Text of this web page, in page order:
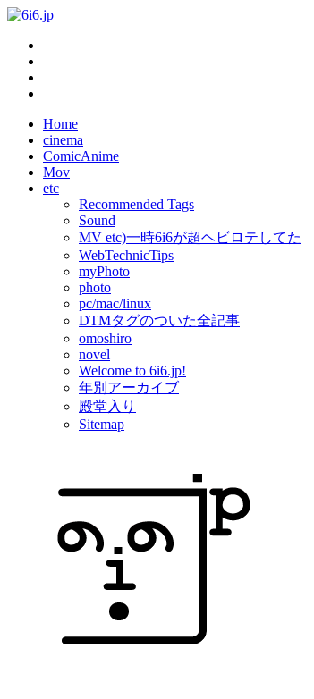
Home
cinema
ComicAnime
Mov
etc
Recommended Tags
Sound
MV etc)一時6i6が超ヘビロテしてた
WebTechnicTips
myPhoto
photo
pc/mac/linux
DTMタグのついた全記事
omoshiro
novel
Welcome to 6i6.jp!
年別アーカイブ
殿堂入り
Sitemap